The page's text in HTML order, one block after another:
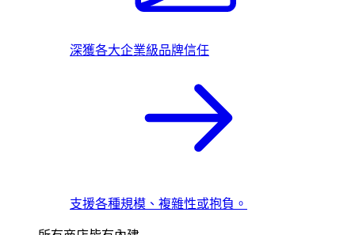
深獲各大企業級品牌信任
支援各種規模、複雜性或抱負。